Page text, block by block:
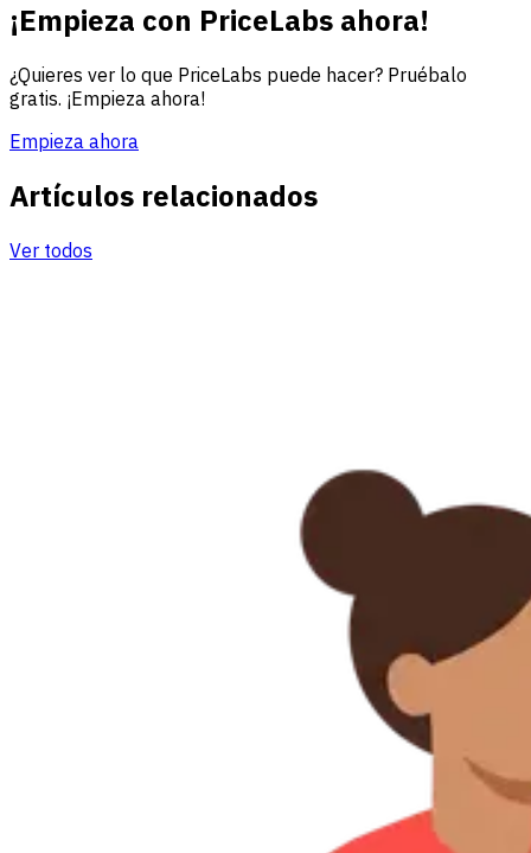
¡Empieza con PriceLabs ahora!
¿Quieres ver lo que PriceLabs puede hacer? Pruébalo
gratis. ¡Empieza ahora!
Empieza ahora
Artículos relacionados
Ver todos